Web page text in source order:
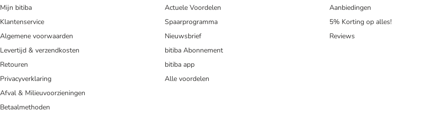
Mijn bitiba
Klantenservice
Algemene voorwaarden
Levertijd & verzendkosten
Retouren
Privacyverklaring
Afval & Milieuvoorzieningen
Betaalmethoden
Actuele Voordelen
Spaarprogramma
Nieuwsbrief
bitiba Abonnement
bitiba app
Alle voordelen
Aanbiedingen
5% Korting op alles!
Reviews